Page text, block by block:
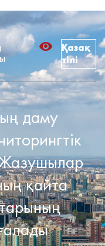
Қазақ
тілі
даму
қайта